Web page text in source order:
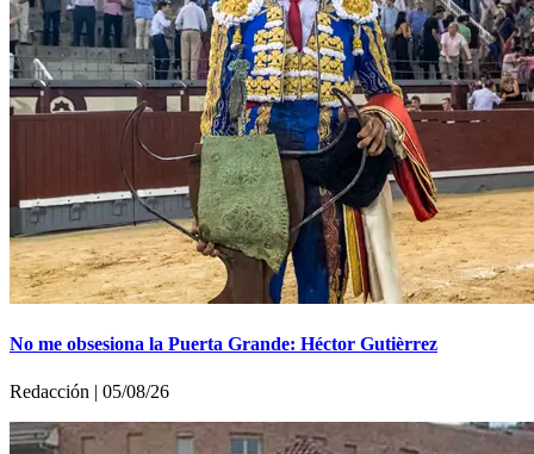
No me obsesiona la Puerta Grande: Héctor Gutièrrez
Redacción | 05/08/26